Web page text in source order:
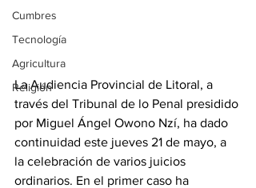
Cumbres
Tecnología
Agricultura
Religión
La Audiencia Provincial de Litoral, a
través del Tribunal de lo Penal presidido
por Miguel Ángel Owono Nzí, ha dado
continuidad este jueves 21 de mayo, a
la celebración de varios juicios
ordinarios. En el primer caso ha